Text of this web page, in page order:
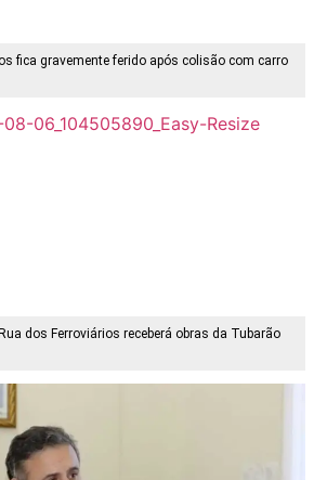
fica gravemente ferido após colisão com carro
dos Ferroviários receberá obras da Tubarão